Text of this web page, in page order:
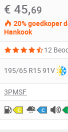
€ 45,69
20% goedkoper
Hankook
12
195/65 R15 91V
3PMSF
C C